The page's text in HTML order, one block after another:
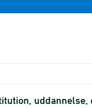
uddannelse,